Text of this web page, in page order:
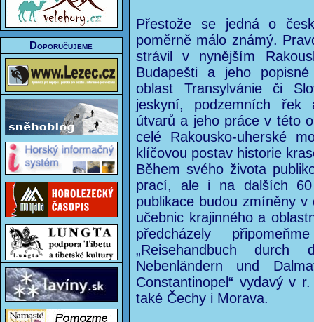
Doporučujeme
Přestože se jedná o
poměrně málo známý.
strávil v nynějším
Budapešti a jeho
oblast Transylvánie či
jeskyní, podzemních řek
útvarů a jeho práce v této
celé Rakousko-uherské
klíčovou postav historie
Během svého života
prací, ale i na dalších 60
publikace budou zmíněny
učebnic krajinného a
předcházely
„Reisehandbuch
Nebenländern und
Constantinopel“ vydavý v
také Čechy i Morava.